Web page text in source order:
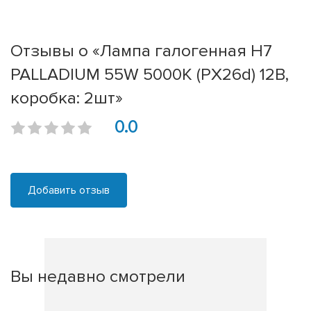
Отзывы о «Лампа галогенная H7
PALLADIUM 55W 5000К (PX26d) 12В,
коробка: 2шт»
0.0
Добавить отзыв
Вы недавно смотрели